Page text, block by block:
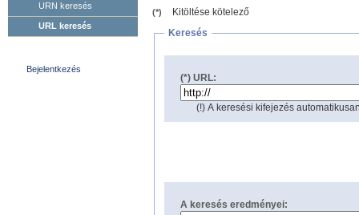
URN keresés
URL keresés
Bejelentkezés
(*)
Kitöltése kötelező
Keresés
(*) URL:
(!) A keresési kifejezés
A keresés eredményei: